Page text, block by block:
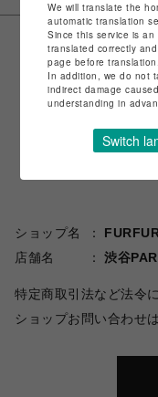
ショップ名
店舗名
渋谷
特定商取引法など法令
ショップお問い合わせは
We will translate the
automatic translation
Since this service is
translated correctly
page before translation.
In addition, we do not
indirect damage
understanding in
Switch